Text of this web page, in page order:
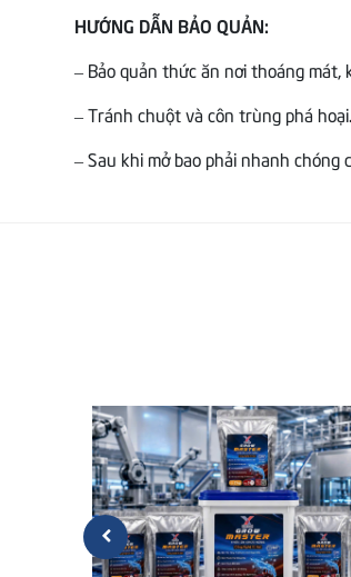
HƯỚNG DẪN BẢO QUẢN:
– Bảo quản thức ăn nơi thoáng
– Tránh chuột và côn trùng phá hoại.
– Sau khi mở bao phải nhanh